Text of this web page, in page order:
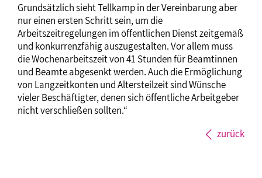
Grundsätzlich sieht Tellkamp in der Vereinbarung aber
nur einen ersten Schritt sein, um die
Arbeitszeitregelungen im öffentlichen Dienst zeitgemäß
und konkurrenzfähig auszugestalten. Vor allem muss
die Wochenarbeitszeit von 41 Stunden für Beamtinnen
und Beamte abgesenkt werden. Auch die Ermöglichung
von Langzeitkonten und Altersteilzeit sind Wünsche
vieler Beschäftigter, denen sich öffentliche Arbeitgeber
nicht verschließen sollten.“
zurück